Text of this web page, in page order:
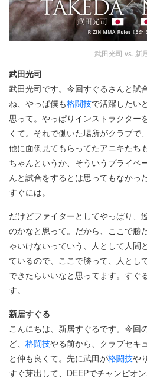
武田光司 vs. 新
武田光司
武田光司です。今回すぐるさんと試
ね、やっぱ僕も格闘技で活躍したい
思って。やっぱりインストラクター
くて。それで働いた場所がクラブで
他に面倒見てもらってたアニキたち
ちゃんというか、そういうプライベ
んと試合をするとは思ってもなかっ
すぐには。
だけどファイターとしてやっぱり、
のかなと思って。だから、ここで勝
ゃいけないっていう、人として人間
ているので、ここで勝って、人とし
できたらいいなと思ってます。すぐ
す。
新居すぐる
こんにちは、新居すぐるです。今回
ど、 格闘技やる前から、クラブセキ
と仲も良くて。先に武田が格闘技や
すぐ芽出して、DEEPでチャンピオン